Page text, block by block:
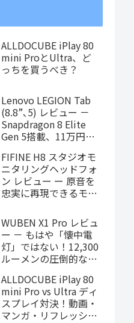
ALLDOCUBE iPlay 80
mini ProとUltra、ど
っちを買うべき？
Lenovo LEGION Tab
(8.8”､5) レビュー －
Snapdragon 8 Elite
Gen 5搭載、11万円台
ゲーミングタブレット
FIFINE H8 スタジオモ
ニタリングヘッドフォ
ン レビュー ー 原音を
忠実に再現できるモニ
4,000円台で購入でき
ます
WUBEN X1 Pro レビュ
ー － もはや「懐中電
灯」ではない！12,300
ルーメンの圧倒的な輝
LEDライト
ALLDOCUBE iPlay 80
mini Pro vs Ultra ディ
スプレイ対決！動画・
マンガ・リフレッシュ